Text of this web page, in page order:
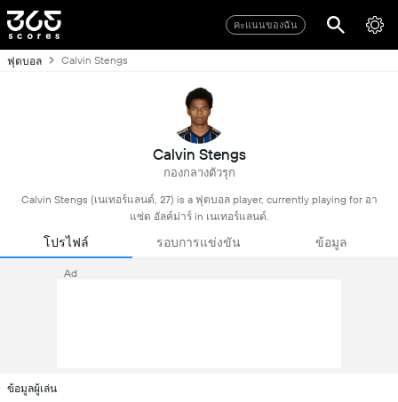
คะแนนของฉัน
ฟุตบอล Calvin Stengs
Calvin Stengs
กองกลางตัวรุก
Calvin Stengs (เนเทอร์แลนด์, 27) is a ฟุตบอล player, currently playing for อา
แซ่ด อัลค์ม่าร์ in เนเทอร์แลนด์.
โปรไฟล์ รอบการแข่งขัน ข้อมูล
Ad
ข้อมูลผู้เล่น